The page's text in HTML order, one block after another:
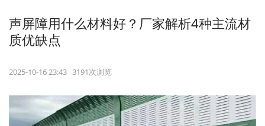
声屏障用什么材料好？厂家解析4种主流材
质优缺点
2025-10-16 23:43 3191次浏览